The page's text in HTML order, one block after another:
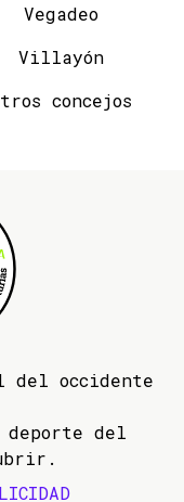
Vegadeo
Villayón
concejos
occidente
del